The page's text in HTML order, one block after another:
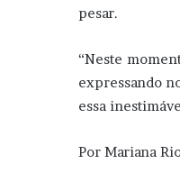
pesar.
“Neste
expressando
essa
Por Mariana